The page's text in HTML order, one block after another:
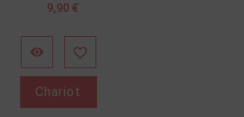
Prix
9,90 €
 
Chariot